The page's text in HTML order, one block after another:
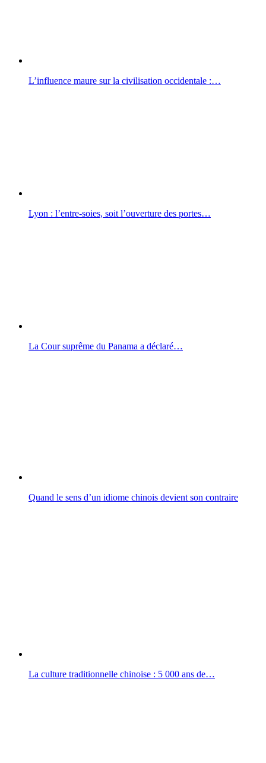
L’influence maure sur la civilisation occidentale :…
Lyon : l’entre-soies, soit l’ouverture des portes…
La Cour suprême du Panama a déclaré…
Quand le sens d’un idiome chinois devient son contraire
La culture traditionnelle chinoise : 5 000 ans de…